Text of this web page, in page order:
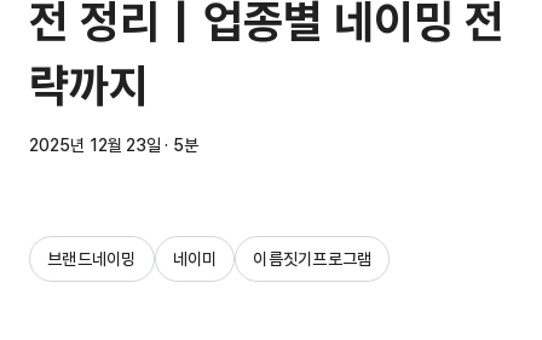
전 정리｜업종별 네이밍 전
략까지
2025년 12월 23일 · 5분
브랜드네이밍 네이미 이름짓기프로그램